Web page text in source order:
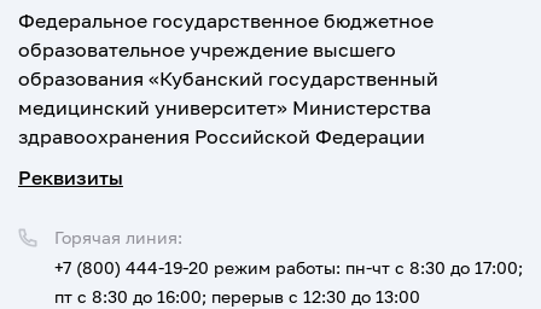
Федеральное государственное бюджетное
образовательное учреждение высшего
образования «Кубанский государственный
медицинский университет» Министерства
здравоохранения Российской Федерации
Реквизиты
Горячая линия:
+7 (800) 444-19-20 режим работы: пн-чт с 8:30 до 17:00;
пт с 8:30 до 16:00; перерыв с 12:30 до 13:00